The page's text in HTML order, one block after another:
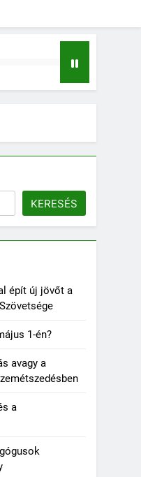
KERESÉS
épít új jövőt a
1-én?
avagy a
a